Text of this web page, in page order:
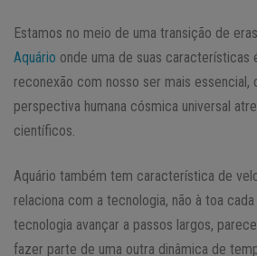
Estamos no meio de uma transição de
Aquário onde uma de suas características
reconexão com nosso ser mais essencial,
perspectiva humana cósmica universal
científicos.
Aquário também tem característica de
relaciona com a tecnologia, não à toa
tecnologia avançar a passos largos,
fazer parte de uma outra dinâmica de